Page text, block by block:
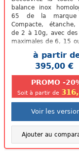
balance inox
65 de la marque
Compacte, étanche,
de 2 à 10g, avec des
maximales de 6, 15
notre nouvelle balance
à partir
395,00 €
PROMO -
Soit à partir de
Voir les
Ajouter au